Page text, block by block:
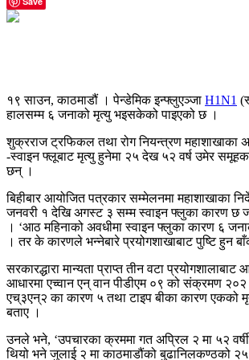
१९ साउन, काठमाडौं । पेन्डेमिक इन्फ्लुएञ्जा H1N1
हालसम्म ६ जनाको मृत्यु भइसकेको पाइएको छ ।
शुक्रराज ट्रफिकल तथा रोग नियन्त्रण महाशाखाका
-स्वाइन फ्लूबाट मृत्यु हुनेमा २५ देख ५२ वर्ष उमेर
छन् ।
बिहीबार आयोजित पत्रकार सम्मेलनमा महाशाखाका
जनवरी १ देखि अगस्ट ३ सम्म स्वाइन फ्लुका कारण छ
। ‘आठ महिनाको अवधीमा स्वाइन फ्लुका कारण ६
। तर के कारणले भन्नेबारे प्रयोगशाखाबाट पुष्टि हुन
सरकारद्धारा मान्यता प्राप्त तीन वटा
आधारमा एच्वान एन् वान पीडीएम ०९ को संक्रमण २०२
एच्३एन्२ का कारण ५ तथा टाइप बीका कारण एकको
बताए ।
उनले भने, ‘उपचारका क्रममा गत अपि्रल २ मा ५२
थियो भने जुलाई २ मा काठमाडौंको बुढानिलकण्ठको २५